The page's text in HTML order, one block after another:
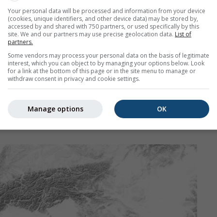
heet weer voor het seizoen
Your personal data will be processed and information from your device
(cookies, unique identifiers, and other device data) may be stored by,
accessed by and shared with 750 partners, or used specifically by this
site. We and our partners may use precise geolocation data. List of
partners.
Some vendors may process your personal data on the basis of legitimate
interest, which you can object to by managing your options below. Look
for a link at the bottom of this page or in the site menu to manage or
withdraw consent in privacy and cookie settings.
OK
Manage options